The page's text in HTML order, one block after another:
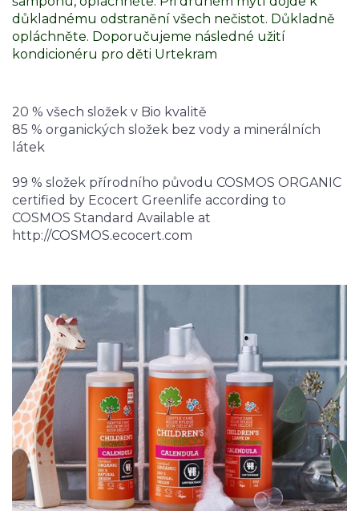
důkladnému odstranění všech nečistot. Důkladně
opláchněte. Doporučujeme následné užití
kondicionéru pro děti Urtekram
20 % všech složek v Bio kvalitě
85 % organických složek bez vody a minerálních
látek
99 % složek přírodního původu COSMOS ORGANIC
certified by Ecocert Greenlife according to
COSMOS Standard Available at
http://COSMOS.ecocert.com